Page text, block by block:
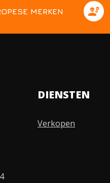
MERKEN engineering
DIENSTEN
Verkopen